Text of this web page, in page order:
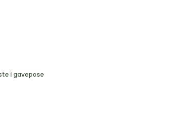
i gavepose